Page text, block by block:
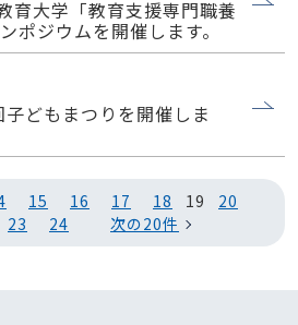
育大学「教育支援専門職養
ポジウムを開催します。
どもまつりを開催しま
15 16 17 18 19
20
23 24 次の20件